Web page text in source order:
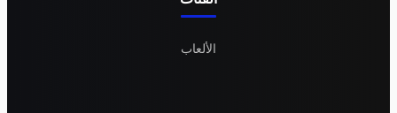
الألعاب